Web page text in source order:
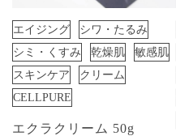
エイジング
シワ・たるみ
シミ・くすみ
乾燥肌
敏感肌
スキンケア
クリーム
CELLPURE
エクラクリーム 50g